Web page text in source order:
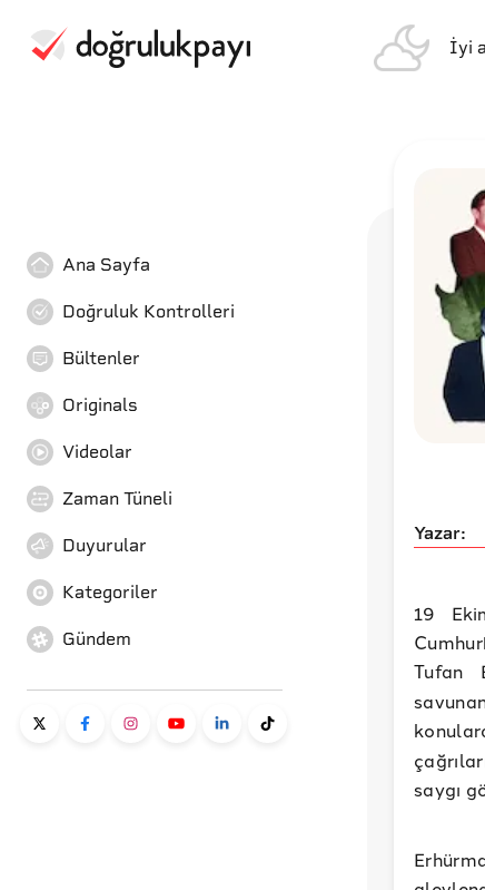
İyi
Ana Sayfa
Doğruluk Kontrolleri
Bültenler
Originals
Videolar
Zaman Tüneli
Duyurular
Kategoriler
Gündem
Yazar:
19
Tufan
saygı